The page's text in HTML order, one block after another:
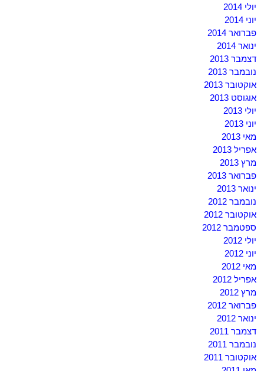
יולי 2014
יוני 2014
פברואר 2014
ינואר 2014
דצמבר 2013
נובמבר 2013
אוקטובר 2013
אוגוסט 2013
יולי 2013
יוני 2013
מאי 2013
אפריל 2013
מרץ 2013
פברואר 2013
ינואר 2013
נובמבר 2012
אוקטובר 2012
ספטמבר 2012
יולי 2012
יוני 2012
מאי 2012
אפריל 2012
מרץ 2012
פברואר 2012
ינואר 2012
דצמבר 2011
נובמבר 2011
אוקטובר 2011